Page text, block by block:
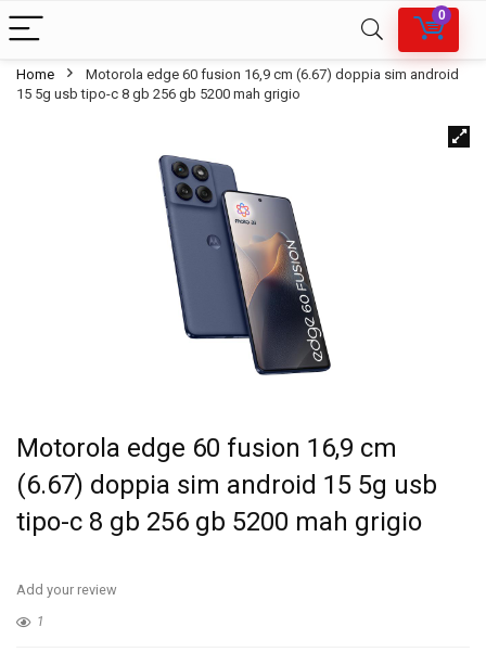
0
Home
Motorola edge 60 fusion 16,9 cm (6.67) doppia sim android
15 5g usb tipo-c 8 gb 256 gb 5200 mah grigio
Motorola edge 60 fusion 16,9 cm
(6.67) doppia sim android 15 5g usb
tipo-c 8 gb 256 gb 5200 mah grigio
Add your review
1